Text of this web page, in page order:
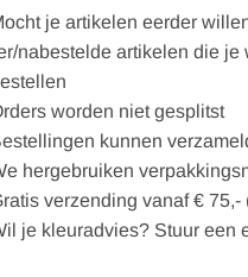
je artikelen eerder
nabestelde artikelen die
worden niet gesplitst
kunnen
hergebruiken
verzending vanaf € 75,-
je kleuradvies? Stuur een